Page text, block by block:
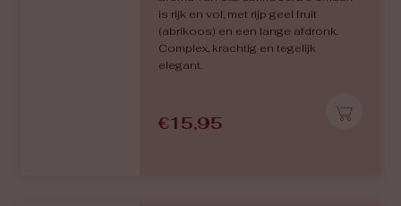
is rijk en vol, met rijp geel fruit
(abrikoos) en een lange afdronk.
Complex, krachtig en tegelijk
elegant.
€15,95